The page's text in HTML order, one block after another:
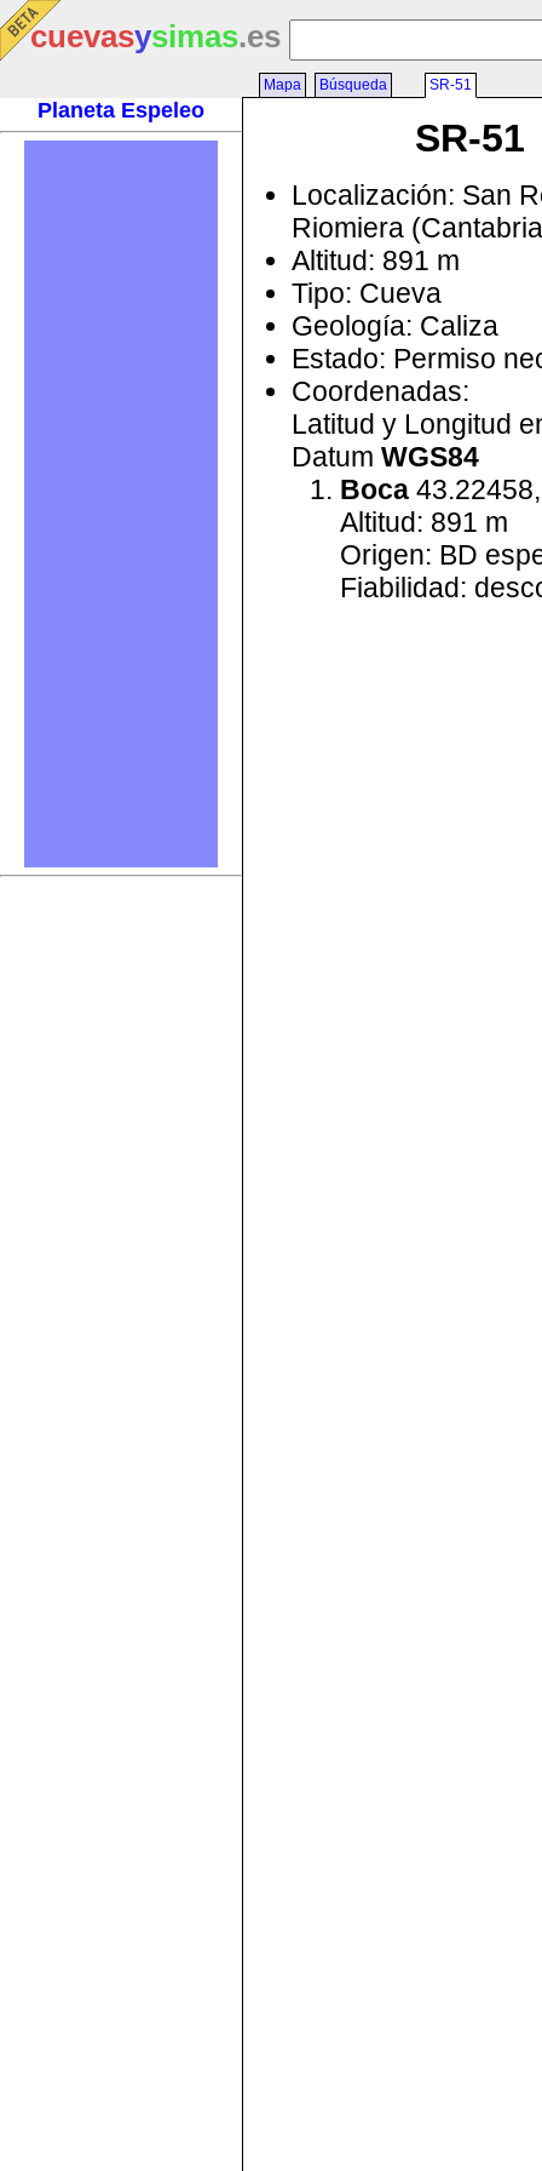
cuevasysimas.es
Planeta Espeleo
Mapa Búsqueda SR-51
SR-51
Localización: San
Riomiera
Altitud: 891 m
Tipo: Cueva
Geología: Caliza
Estado: Permiso
Coordenadas:
Latitud y Longitud
Datum WGS84
Boca
Altitud: 891 m
Origen: BD
Fiabilidad: